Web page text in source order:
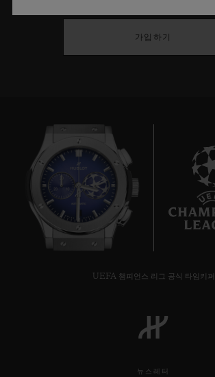
가입하기
UEFA 챔피언스 리그 공식 타임키퍼
뉴스레터